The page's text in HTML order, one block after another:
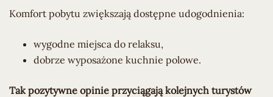
Komfort pobytu zwiększają dostępne udogodnienia:
wygodne miejsca do relaksu,
dobrze wyposażone kuchnie polowe.
Tak pozytywne opinie przyciągają kolejnych turystów